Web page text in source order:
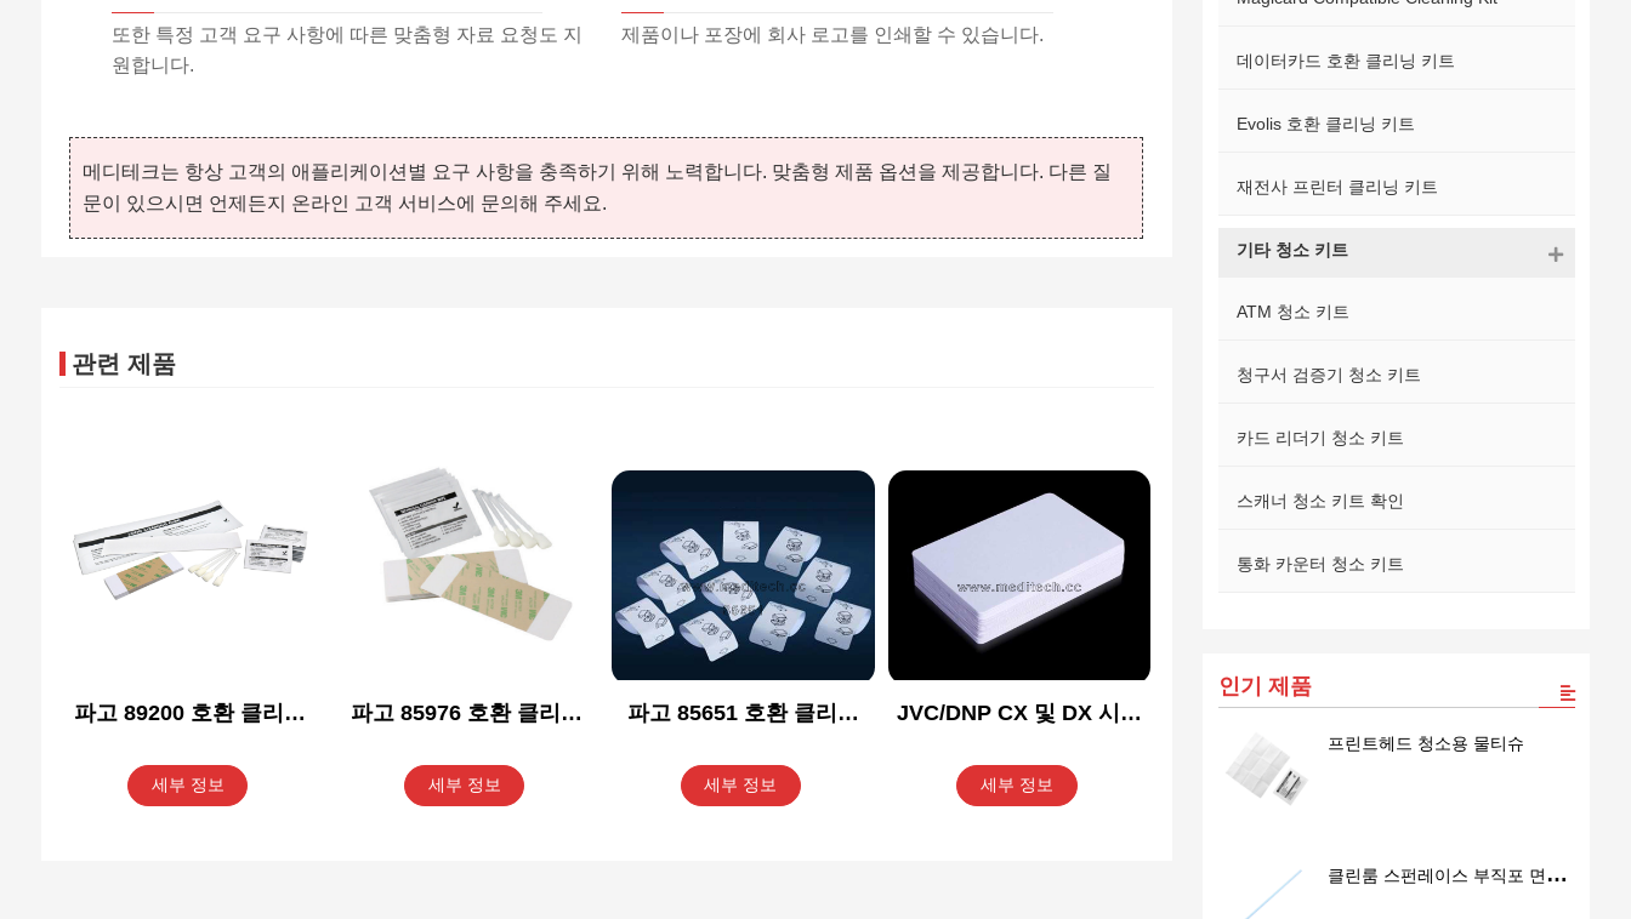
또한 특정 고객 요구 사항에 따른 맞춤형 자료 요청도 지
원합니다.
제품이나 포장에 회사 로고를 인쇄할 수 있습니다.
메디테크는 항상 고객의 애플리케이션별 요구 사항을 충족하기 위해 노력합니다. 맞춤형 제품 옵션을 제공합니다. 다른 질
문이 있으시면 언제든지 온라인 고객 서비스에 문의해 주세요.
관련 제품
파고 89200 호환 클리닝
세부 정보
파고 85976 호환 클리닝
세부 정보
파고 85651 호환 클리닝
세부 정보
JVC/DNP CX 및 DX 시리
접착식 클리닝 카드 키트
세부 정보
데이터카드 호환 클리닝 키트
Evolis 호환 클리닝 키트
재전사 프린터 클리닝 키트
기타 청소 키트
ATM 청소 키트
청구서 검증기 청소 키트
카드 리더기 청소 키트
스캐너 청소 키트 확인
통화 카운터 청소 키트
인기 제품
프린트헤드 청소용 물티슈
클린룸 스펀레이스 부직포 면봉